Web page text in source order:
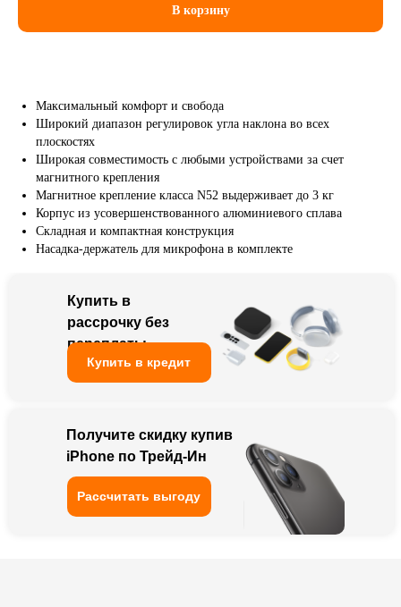
В корзину
Максимальный комфорт и свобода
Широкий диапазон регулировок угла наклона во всех
плоскостях
Широкая совместимость с любыми устройствами за счет
магнитного крепления
Магнитное крепление класса N52 выдерживает до 3 кг
Корпус из усовершенствованного алюминиевого сплава
Складная и компактная конструкция
Насадка-держатель для микрофона в комплекте
Получите скидку купив
iPhone по Трейд-Ин
Купить в
рассрочку без
переплаты
Рассчитать выгоду
Купить в кредит
Большой ассортимент.
Низкие цены
Наличие официальной
гарантии от магазина
Весь товар всегда